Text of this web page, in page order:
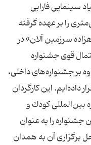
سینمایی فارابی
فیلم به نسخه 35 میلی‌متری را بر عهده گرفته
سرزمین آلان» در
قوی جشنواره
بر جشنواره‌های داخلی،
داده‌ایم. این كارگردان
بین‌المللی كودك و
جشنواره را به عنوان
برگزاری آن به همدان